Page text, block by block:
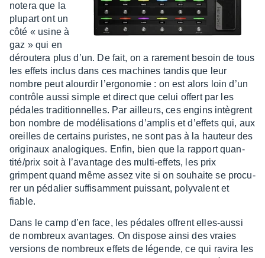
notera que la
plupart ont un
côté « usine à
gaz » qui en
dérou­tera plus d’un. De fait, on a rare­ment besoin de tous
les effets inclus dans ces machines tandis que leur
nombre peut alour­dir l’er­go­no­mie : on est alors loin d’un
contrôle aussi simple et direct que celui offert par les
pédales tradi­tion­nelles. Par ailleurs, ces engins intègrent
bon nombre de modé­li­sa­tions d’am­plis et d’ef­fets qui, aux
oreilles de certains puristes, ne sont pas à la hauteur des
origi­naux analo­giques. Enfin, bien que la rapport quan­
tité/prix soit à l’avan­tage des multi-effets, les prix
grimpent quand même assez vite si on souhaite se procu­
rer un péda­lier suffi­sam­ment puis­sant, poly­va­lent et
fiable.
Dans le camp d’en face, les pédales offrent elles-aussi
de nombreux avan­tages. On dispose ainsi des vraies
versions de nombreux effets de légende, ce qui ravira les